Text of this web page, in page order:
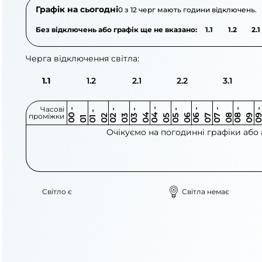
Графік на сьогодні0 з 12 черг мають години відключень.
Без відключень або графік ще не вказано: 1.1 1.2 2.1
Черга відключення світла:
1.1 1.2 2.1 2.2 3.1
Часові
проміжки 0
0
-
0 1 0
1
-
0 2 0 2
-
0 3 0 3
-
0 4 0 4
-
0 5 0 5
-
0 6 0 6
-
0 7 0 7
-
0 8 0 8
-
0 9 0
9
-
1
Очікуємо на погодинні графіки
Світло є Світла немає